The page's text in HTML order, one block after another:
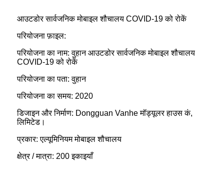
आउटडोर सार्वजनिक मोबाइल शौचालय COVID-19 को रोकें
परियोजना फ़ाइल:
परियोजना का नाम: वुहान आउटडोर सार्वजनिक मोबाइल शौचालय
COVID-19 को रोकें
परियोजना का पता: वुहान
परियोजना का समय: 2020
डिजाइन और निर्माण: Dongguan Vanhe मॉड्यूलर हाउस कं,
लिमिटेड।
प्रकार: एल्यूमिनियम मोबाइल शौचालय
क्षेत्र / मात्रा: 200 इकाइयाँ